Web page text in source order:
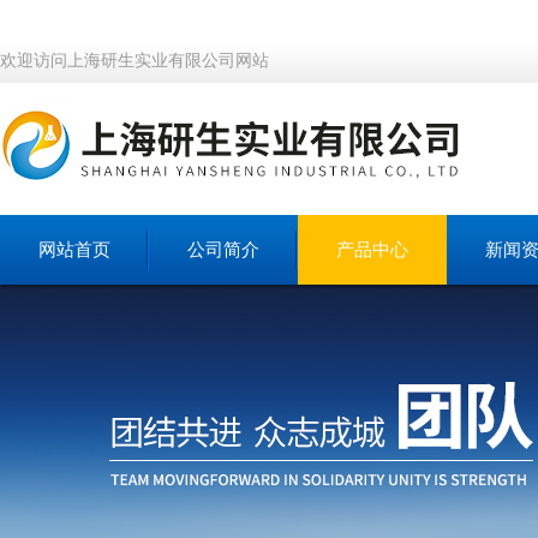
欢迎访问上海研生实业有限公司网站
网站首页 公司简介 产品中心 新闻